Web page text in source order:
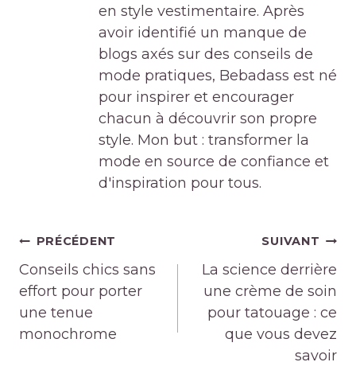
en style vestimentaire. Après
avoir identifié un manque de
blogs axés sur des conseils de
mode pratiques, Bebadass est né
pour inspirer et encourager
chacun à découvrir son propre
style. Mon but : transformer la
mode en source de confiance et
d'inspiration pour tous.
Navigation
de
l’article
PRÉCÉDENT
Conseils chics sans
effort pour porter
une tenue
monochrome
SUIVANT
La science derrière
une crème de soin
pour tatouage : ce
que vous devez
savoir